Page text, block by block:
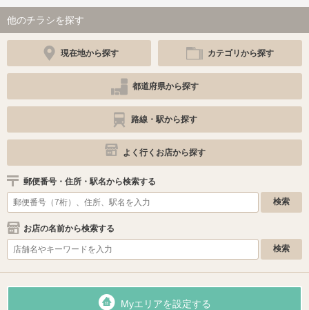
他のチラシを探す
現在地から探す カテゴリから探す
都道府県から探す
路線・駅から探す
よく行くお店から探す
郵便番号・住所・駅名から検索する
お店の名前から検索する
Myエリアを設定する